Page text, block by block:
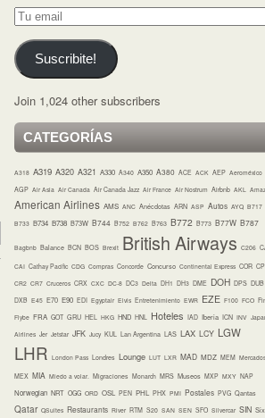
Tu
email
Suscribite!
Join 1,024 other subscribers
CATEGORÍAS
A318 A319 A320 A321 A330 A340 A350 A380 ACE ACK AEP Aeroméxico
AGP Air Asia Air Canada Air Canada Jazz Air France Air Nostrum Airbnb AKL
American Airlines AMS ANC Anécdotas ARN ASP Autos AYQ B717
B733 B734 B738 B73W B744 B752 B762 B763 B772 B773 B77W B787
Bagbnb Balance BCN BOS Brexit British Airways C206
CAI Cathay Pacific CDG Compras Concorde Concurso Continental Express COR
CR2 CR7 Cruceros CRX CXC DC-8 DC3 Delta DH1 DH3 DME DOH DPS DUB
DXB E45 E70 E90 EDI Egyptair Elvis Entretenimiento EWR EZE F100 FCO
Flybe FRA GOT GRU HEL HKG HND HNL Hoteles IAD Iberia ICN INV
Airlines Jer Jetstar JFK Jucy KUL Lan Argentina LAS LAX LCY LGW
LHR London Pass Londres Lounge LUT LXR MAD MDZ MEM Mercados
MEX MIA Miedo a volar. Migraciones Monarch MRS Museos MXP MXY NAP
Norwegian NRT OGG ORD OSL PEN PHL PHX PMI Postales PVG Qantas
Qatar QSuites Restaurants River RTM S20 SAN SEN SFO Silvercar SIN